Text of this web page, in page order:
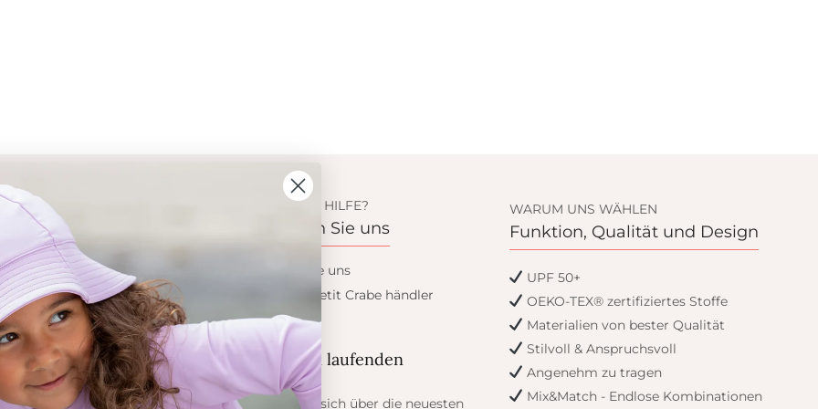
Sonne
BENÖTIGEN SIE HILFE?
Kontaktieren Sie uns
Kontaktieren Sie uns
Wollen sie ein Petit Crabe händler
werden?
Blieb auf dem laufenden
Informieren Sie sich über die neuesten
WARUM UNS WÄHLEN
Funktion, Qualität und Design
UPF 50+
OEKO-TEX® zertifiziertes Stoffe
Materialien von bester Qualität
Stilvoll & Anspruchsvoll
Angenehm zu tragen
Mix&Match - Endlose Kombinationen